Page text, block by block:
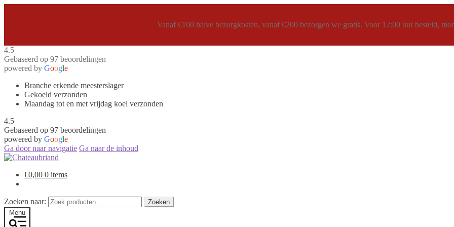
Vanaf €100 halve bezorgkosten, vanaf €200 bezorgen we gratis. Voor 12:00 uur besteld,
4.5
Gebaseerd op 97 beoordelingen
powered by Google
Branche erkende meesterslager
Gekoeld verzonden
Maandag tot en met vrijdag koel verzonden
4.5
Gebaseerd op 97 beoordelingen
powered by Google
Ga door naar navigatie Ga naar de inhoud
€0,00 0 items
Zoeken naar:
Zoeken
Menu